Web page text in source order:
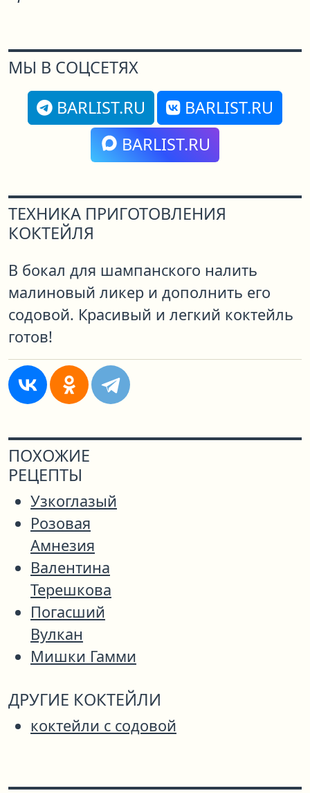
МЫ В СОЦСЕТЯХ
BARLIST.RU
BARLIST.RU
BARLIST.RU
ТЕХНИКА ПРИГОТОВЛЕНИЯ
КОКТЕЙЛЯ
В бокал для шампанского налить
малиновый ликер и дополнить его
содовой. Красивый и легкий коктейль
готов!
ПОХОЖИЕ
РЕЦЕПТЫ
Узкоглазый
Розовая
Амнезия
Валентина
Терешкова
Погасший
Вулкан
Мишки Гамми
ДРУГИЕ КОКТЕЙЛИ
коктейли с содовой